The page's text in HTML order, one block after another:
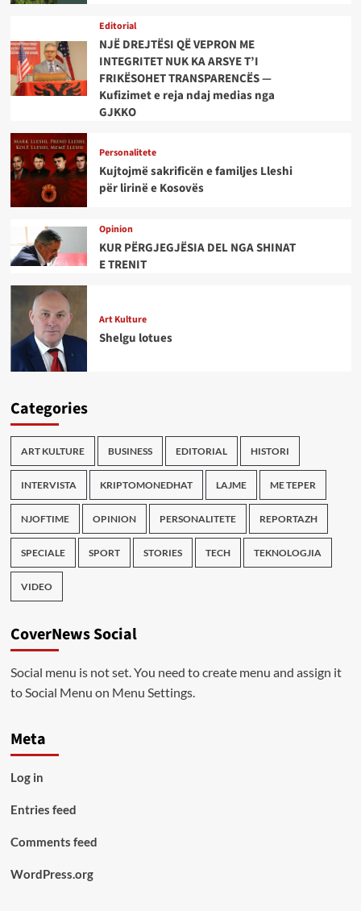
Editorial
NJË DREJTËSI QË VEPRON ME
INTEGRITET NUK KA ARSYE T’I
FRIKËSOHET TRANSPARENCËS —
Kufizimet e reja ndaj medias nga
GJKKO
Personalitete
Kujtojmë sakrificën e familjes Lleshi
për lirinë e Kosovës
Opinion
KUR PËRGJEGJËSIA DEL NGA SHINAT
E TRENIT
Art Kulture
Shelgu lotues
Categories
ART KULTURE BUSINESS EDITORIAL HISTORI
INTERVISTA KRIPTOMONEDHAT LAJME ME TEPER
NJOFTIME OPINION PERSONALITETE REPORTAZH
SPECIALE SPORT STORIES TECH TEKNOLOGJIA
VIDEO
CoverNews Social
Social menu is not set. You need to create menu and assign it
to Social Menu on Menu Settings.
Meta
Log in
Entries feed
Comments feed
WordPress.org